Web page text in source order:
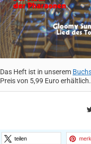
Das Heft ist in unserem
Preis von 5,99 Euro erhältlich.
teilen